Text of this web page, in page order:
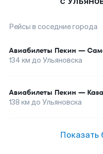
Рейсы в соседние города
Авиабилеты Пекин —
134 км до Ульяновска
Авиабилеты Пекин —
138 км до Ульяновска
Показать